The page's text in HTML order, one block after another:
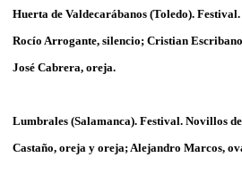
Huerta de Valdecarábanos (Toledo).
Rocío Arrogante, silencio; Cristian
José Cabrera, oreja.
Lumbrales (Salamanca). Festival. Novillos
Castaño, oreja y oreja; Alejandro Marcos,